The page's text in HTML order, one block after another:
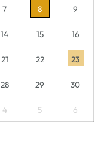
7 8 9
14 15 16
21 22 23
28 29 30
4 5 6